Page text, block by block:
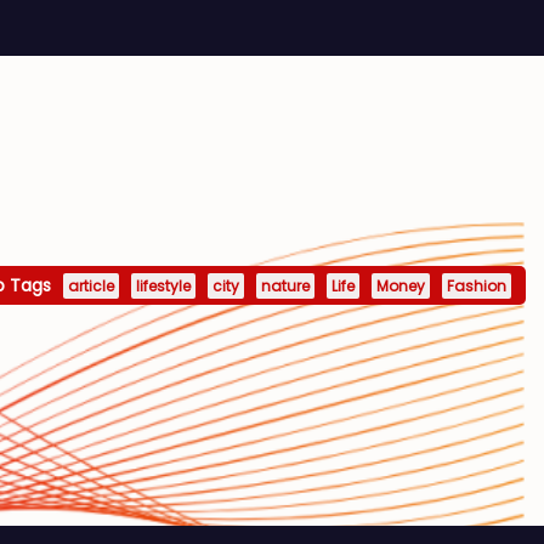
Tags article lifestyle city nature Life Money Fashion